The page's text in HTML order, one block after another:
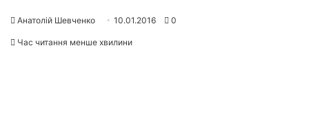
Анатолій Шевченко 10.01.2016 0
Час читання менше хвилини